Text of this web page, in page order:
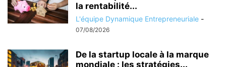
la rentabilité...
L'équipe Dynamique Entrepreneuriale -
07/08/2026
De la startup locale à la marque
mondiale : les stratégies...